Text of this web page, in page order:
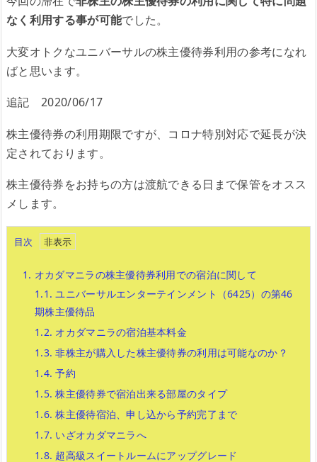
なく利用する事が可能でした。
大変オトクなユニバーサルの株主優待券利用の参考になれ
ばと思います。
追記 2020/06/17
株主優待券の利用期限ですが、コロナ特別対応で延長が決
定されております。
株主優待券をお持ちの方は渡航できる日まで保管をオスス
メします。
目次
1. オカダマニラの株主優待券利用での宿泊に関して
1.1. ユニバーサルエンターテインメント（6425）の第46
期株主優待品
1.2. オカダマニラの宿泊基本料金
1.3. 非株主が購入した株主優待券の利用は可能なのか？
1.4. 予約
1.5. 株主優待券で宿泊出来る部屋のタイプ
1.6. 株主優待宿泊、申し込から予約完了まで
1.7. いざオカダマニラへ
1.8. 超高級スイートルームにアップグレード